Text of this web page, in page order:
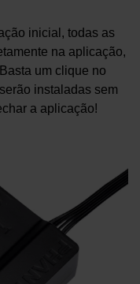
inicial, todas as
na aplicação,
um clique no
instaladas sem
a aplicação!